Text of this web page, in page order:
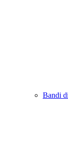
Bandi